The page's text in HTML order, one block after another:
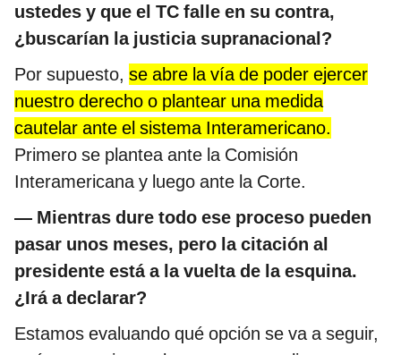
ustedes y que el TC falle en su contra,
¿buscarían la justicia supranacional?
Por supuesto, se abre la vía de poder ejercer
nuestro derecho o plantear una medida
cautelar ante el sistema Interamericano.
Primero se plantea ante la Comisión
Interamericana y luego ante la Corte.
— Mientras dure todo ese proceso pueden
pasar unos meses, pero la citación al
presidente está a la vuelta de la esquina.
¿Irá a declarar?
Estamos evaluando qué opción se va a seguir,